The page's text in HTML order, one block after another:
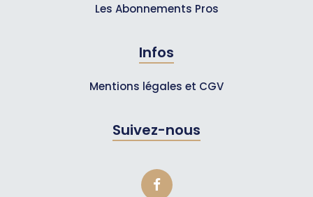
Les Abonnements Pros
Infos
Mentions légales et CGV
Suivez-nous